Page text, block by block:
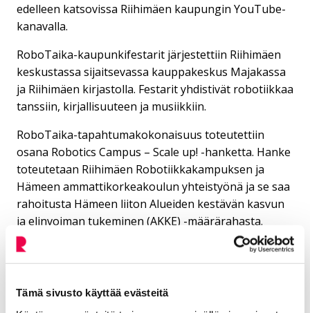
Tämä sivusto käyttää evästeitä
edelleen katsovissa Riihimäen kaupungin YouTube-
kanavalla.
RoboTaika-kaupunkifestarit järjestettiin Riihimäen
keskustassa sijaitsevassa kauppakeskus Majakassa
ja Riihimäen kirjastolla. Festarit yhdistivät robotiikkaa
tanssiin, kirjallisuuteen ja musiikkiin.
RoboTaika-tapahtumakokonaisuus toteutettiin
osana Robotics Campus – Scale up! -hanketta. Hanke
toteutetaan Riihimäen Robotiikkakampuksen ja
Hämeen ammattikorkeakoulun yhteistyönä ja se saa
rahoitusta Hämeen liiton Alueiden kestävän kasvun
ja elinvoiman tukeminen (AKKE) -määrärahasta.
Seminaarin järjestelyihin osallistui useita tahoja,
kuten Hyrian media-, turva-, ja matkailualan